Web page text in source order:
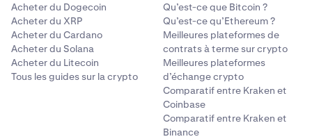
Acheter du Dogecoin
Acheter du XRP
Acheter du Cardano
Acheter du Solana
Acheter du Litecoin
Tous les guides sur la crypto
Qu’est-ce que Bitcoin ?
Qu’est-ce qu’Ethereum ?
Meilleures plateformes de
contrats à terme sur crypto
Meilleures plateformes
d’échange crypto
Comparatif entre Kraken et
Coinbase
Comparatif entre Kraken et
Binance